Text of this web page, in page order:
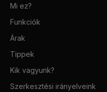
Mi ez?
Funkciók
Árak
Tippek
Kik vagyunk?
Szerkesztési irányelveink